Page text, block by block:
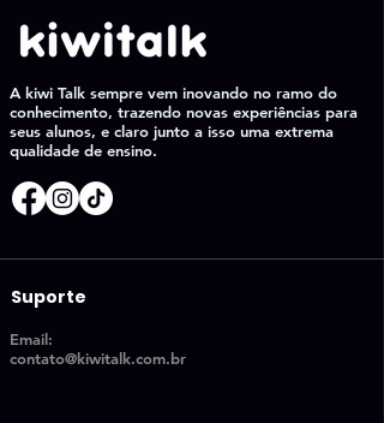
A kiwi Talk sempre vem inovando no ramo do
conhecimento, trazendo novas experiências para
seus alunos, e claro junto a isso uma extrema
qualidade de ensino.
Suporte
Email:
contato@kiwitalk.com.br